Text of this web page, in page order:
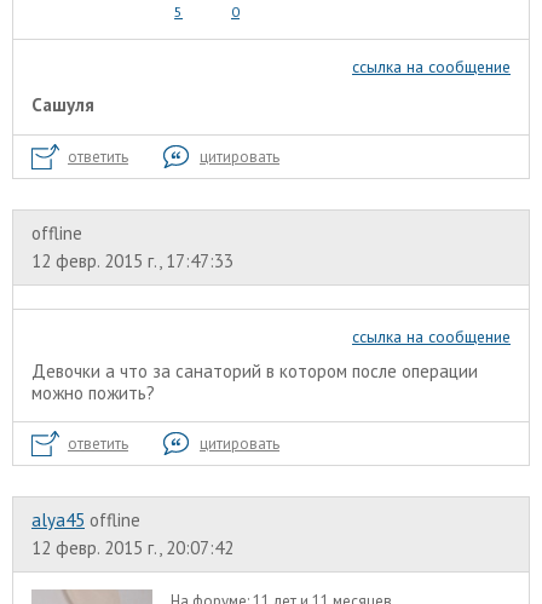
5 0
ссылка на сообщение
Сашуля
ответить цитировать
offline
12 февр. 2015 г., 17:47:33
ссылка на сообщение
Девочки а что за санаторий в котором после операции
можно пожить?
ответить цитировать
alyа45 offline
12 февр. 2015 г., 20:07:42